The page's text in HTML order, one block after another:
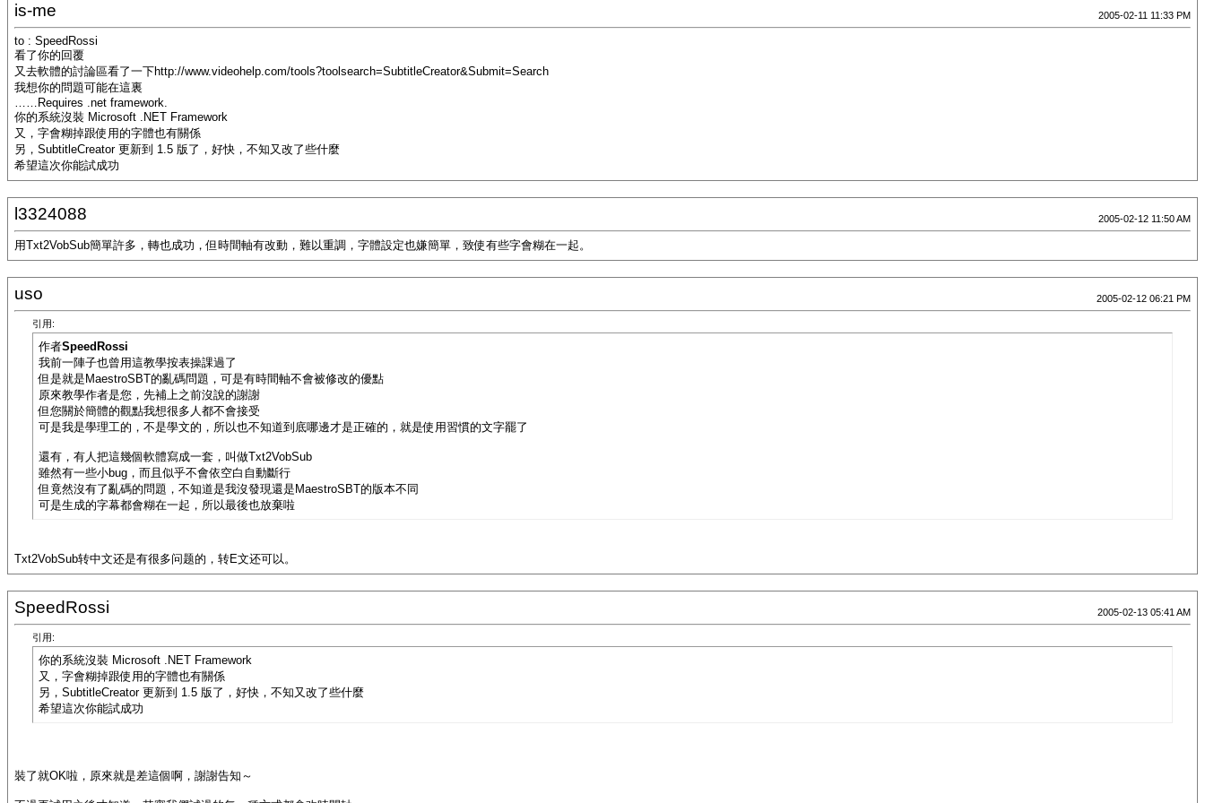
is-me 2005-02-11 11:33 PM
to : SpeedRossi
看了你的回覆
又去軟體的討論區看了一下http://www.videohelp.com/tools?toolsearch=SubtitleCreator&Submit=Search
我想你的問題可能在這裏
……Requires .net framework.
你的系統沒裝 Microsoft .NET Framework
又，字會糊掉跟使用的字體也有關係
另，SubtitleCreator 更新到 1.5 版了，好快，不知又改了些什麼
希望這次你能試成功
l3324088 2005-02-12 11:50 AM
用Txt2VobSub簡單許多，轉也成功，但時間軸有改動，難以重調，字體設定也嫌簡單，致使有些字會糊在一起。
uso 2005-02-12 06:21 PM
引用:
作者SpeedRossi
我前一陣子也曾用這教學按表操課過了
但是就是MaestroSBT的亂碼問題，可是有時間軸不會被修改的優點
原來教學作者是您，先補上之前沒說的謝謝
但您關於簡體的觀點我想很多人都不會接受
可是我是學理工的，不是學文的，所以也不知道到底哪邊才是正確的，就是使用習慣的文字罷了
還有，有人把這幾個軟體寫成一套，叫做Txt2VobSub
雖然有一些小bug，而且似乎不會依空白自動斷行
但竟然沒有了亂碼的問題，不知道是我沒發現還是MaestroSBT的版本不同
可是生成的字幕都會糊在一起，所以最後也放棄啦
Txt2VobSub转中文还是有很多问题的，转E文还可以。
SpeedRossi 2005-02-13 05:41 AM
引用:
你的系統沒裝 Microsoft .NET Framework
又，字會糊掉跟使用的字體也有關係
另，SubtitleCreator 更新到 1.5 版了，好快，不知又改了些什麼
希望這次你能試成功
裝了就OK啦，原來就是差這個啊，謝謝告知～